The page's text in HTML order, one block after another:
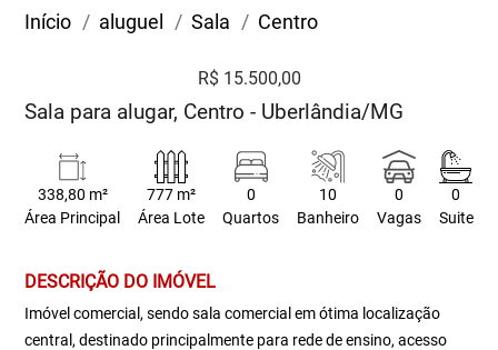
Início aluguel Sala Centro
R$ 15.500,00
Sala para alugar, Centro - Uberlândia/MG
338,80 m²
Área Principal
777 m²
Área Lote
0
Quartos
10
Banheiro
0
Vagas
0
Suite
DESCRIÇÃO DO IMÓVEL
Imóvel comercial, sendo sala comercial em ótima localização
central, destinado principalmente para rede de ensino, acesso